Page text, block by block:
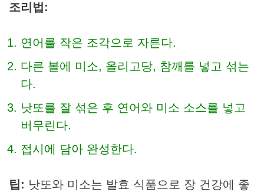
조리법:
연어를 작은 조각으로 자른다.
다른 볼에 미소, 올리고당, 참깨를 넣고 섞는
다.
낫또를 잘 섞은 후 연어와 미소 소스를 넣고
버무린다.
접시에 담아 완성한다.
팁: 낫또와 미소는 발효 식품으로 장 건강에 좋